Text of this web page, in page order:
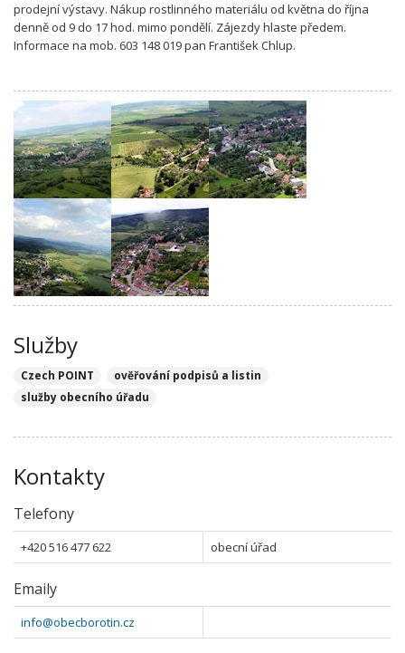
prodejní výstavy. Nákup rostlinného materiálu od května do října
denně od 9 do 17 hod. mimo pondělí. Zájezdy hlaste předem.
Informace na mob. 603 148 019 pan František Chlup.
Služby
Czech POINT
ověřování podpisů a listin
služby obecního úřadu
Kontakty
Telefony
+420 516 477 622 obecní úřad
Emaily
info@obecborotin.cz